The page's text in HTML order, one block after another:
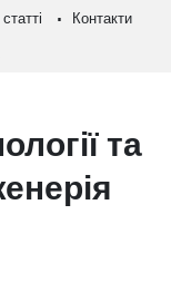
Контакти
та